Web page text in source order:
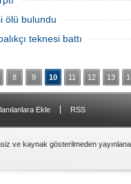
ölü bulundu
teknesi battı
8 9 10 11 12 13
Ekle RSS
ve kaynak gösterilmeden